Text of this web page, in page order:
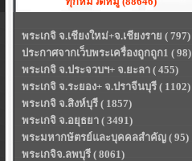
พระเกจิ จ.เชียงใหม่+จ.เชียงราย ( 797)
ประกาศจากเว็บพระเครื่องถูกถูก1 ( 98)
พระเกจิ จ.ประจวบฯ+ จ.ยะลา ( 455)
พระเกจิ จ.ระยอง+ จ.ปราจีนบุรี ( 1102)
พระเกจิ จ.สิงห์บุรี ( 1857)
พระเกจิ จ.อยุธยา ( 3491)
พระมหากษัตรย์และบุคคลสำคัญ ( 95)
พระเกจิจ.ลพบุรี ( 8061)